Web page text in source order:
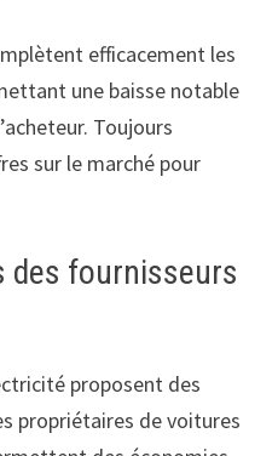
efficacement les
une baisse notable
Toujours
sur le marché pour
des fournisseurs
proposent des
propriétaires de voitures